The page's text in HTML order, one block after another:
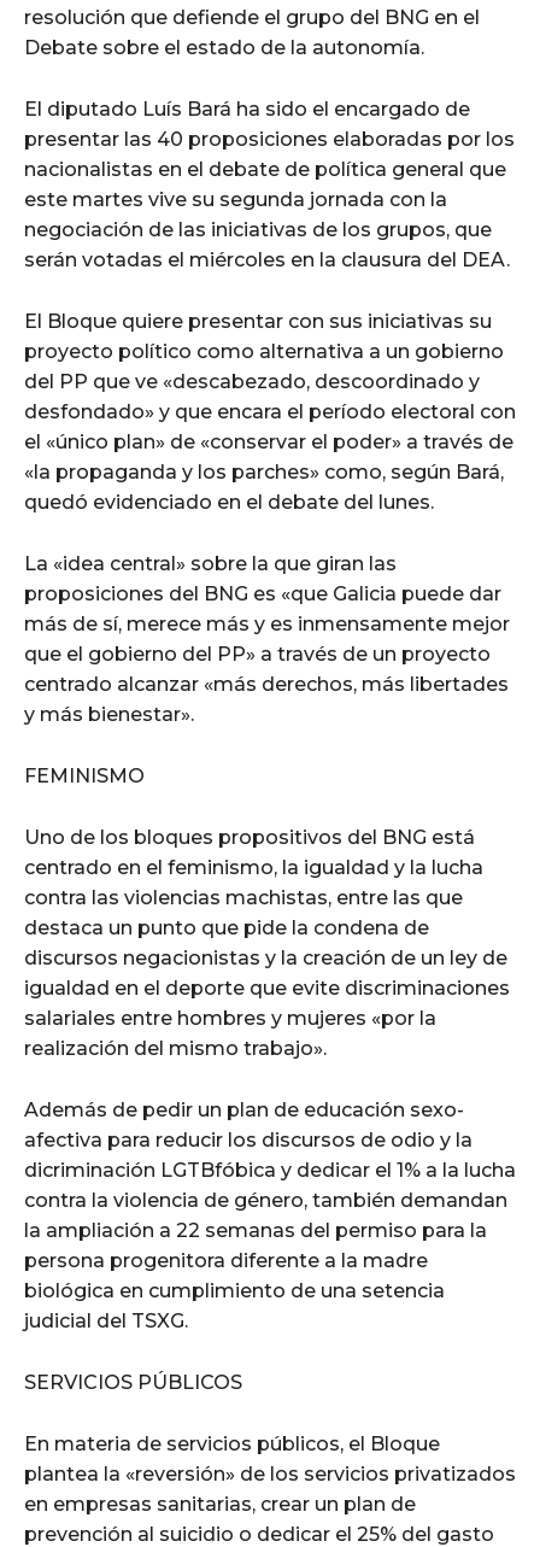
resolución que defiende el grupo del BNG en el
Debate sobre el estado de la autonomía.
El diputado Luís Bará ha sido el encargado de
presentar las 40 proposiciones elaboradas por los
nacionalistas en el debate de política general que
este martes vive su segunda jornada con la
negociación de las iniciativas de los grupos, que
serán votadas el miércoles en la clausura del DEA.
El Bloque quiere presentar con sus iniciativas su
proyecto político como alternativa a un gobierno
del PP que ve «descabezado, descoordinado y
desfondado» y que encara el período electoral con
el «único plan» de «conservar el poder» a través de
«la propaganda y los parches» como, según Bará,
quedó evidenciado en el debate del lunes.
La «idea central» sobre la que giran las
proposiciones del BNG es «que Galicia puede dar
más de sí, merece más y es inmensamente mejor
que el gobierno del PP» a través de un proyecto
centrado alcanzar «más derechos, más libertades
y más bienestar».
FEMINISMO
Uno de los bloques propositivos del BNG está
centrado en el feminismo, la igualdad y la lucha
contra las violencias machistas, entre las que
destaca un punto que pide la condena de
discursos negacionistas y la creación de un ley de
igualdad en el deporte que evite discriminaciones
salariales entre hombres y mujeres «por la
realización del mismo trabajo».
Además de pedir un plan de educación sexo-
afectiva para reducir los discursos de odio y la
dicriminación LGTBfóbica y dedicar el 1% a la lucha
contra la violencia de género, también demandan
la ampliación a 22 semanas del permiso para la
persona progenitora diferente a la madre
biológica en cumplimiento de una setencia
judicial del TSXG.
SERVICIOS PÚBLICOS
En materia de servicios públicos, el Bloque
plantea la «reversión» de los servicios privatizados
en empresas sanitarias, crear un plan de
prevención al suicidio o dedicar el 25% del gasto